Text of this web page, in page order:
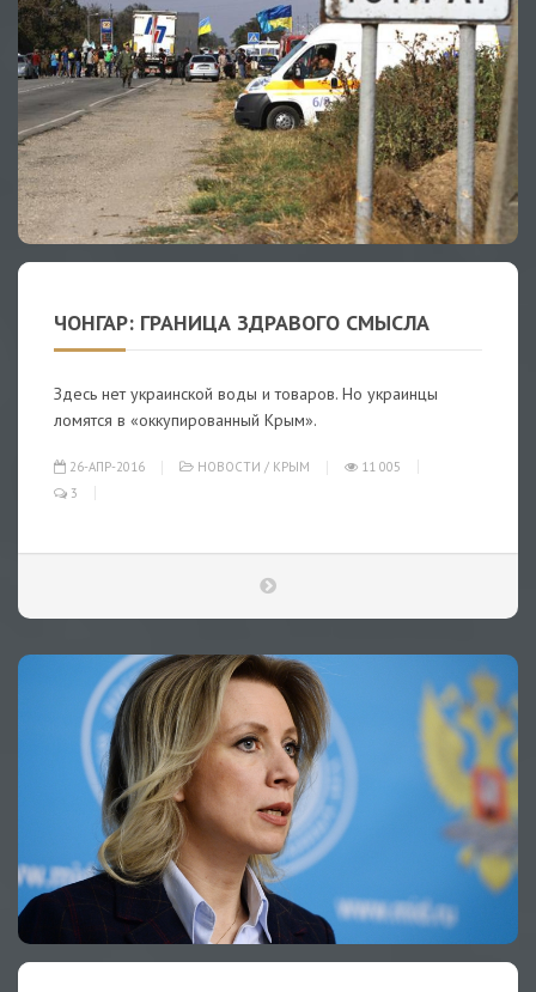
ЧОНГАР: ГРАНИЦА ЗДРАВОГО СМЫСЛА
Здесь нет украинской воды и товаров. Но украинцы
ломятся в «оккупированный Крым».
26-АПР-2016 НОВОСТИ / КРЫМ
11 005
3